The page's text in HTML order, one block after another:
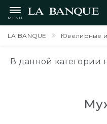
MENU
LA BANQUE Ювелирные
В данной категории